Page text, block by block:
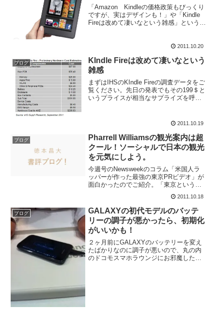
「Amazon Kindleの価格政策もびっくり
ですが、実はデザインも！」や「Kindle
Fireは改めて凄いなという雑感」というブ
2011.10.20
ブログ
KIndle Fireは改めて凄いなという
雑感
まずはIHSのKIndle Fireの調査データをご
覧ください。先日の発表でもその199＄と
いうプライスが相当なサプライズを呼ん
2011.10.19
ブログ
Pharrell Williamsの観光案内は超
クール！ソーシャルで日本の観光
を元気にしよう。
今週号のNewsweekのコラム「米国人ラ
ッパーが作った最強の東京PRビデオ」が
面白かったのでご紹介。「東京という街
たのは日本人ではない。ギリシャ出身の
無名の監督とアメリカの超人気アーティ
ストだ。」で始ま...
2011.10.18
ブログ
GALAXYの初代モデルのバッテ
リーの調子が悪かったら、初期化
がいいかも！
２ヶ月前にGALAXYのバッテリーを変え
たばかりなのに調子が悪いので、丸の内
のドコモスマホラウンジにお邪魔した。